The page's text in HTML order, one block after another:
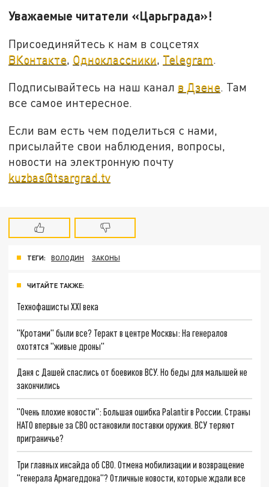
Уважаемые читатели «Царьграда»!
Присоединяйтесь к нам в соцсетях
ВКонтакте, Одноклассники, Telegram.
Подписывайтесь на наш канал в Дзене. Там
все самое интересное.
Если вам есть чем поделиться с нами,
присылайте свои наблюдения, вопросы,
новости на электронную почту
kuzbas@tsargrad.tv
ТЕГИ: ВОЛОДИН ЗАКОНЫ
ЧИТАЙТЕ ТАКЖЕ:
Технофашисты XXI века
"Кротами" были все? Теракт в центре Москвы: На генералов
охотятся "живые дроны"
Даня с Дашей спаслись от боевиков ВСУ. Но беды для малышей не
закончились
"Очень плохие новости": Большая ошибка Palantir в России. Страны
НАТО впервые за СВО остановили поставки оружия. ВСУ теряют
приграничье?
Три главных инсайда об СВО. Отмена мобилизации и возвращение
"генерала Армагеддона"? Отличные новости, которые ждали все